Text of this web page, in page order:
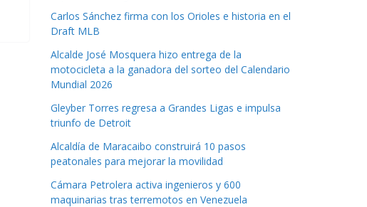
Carlos Sánchez firma con los Orioles e historia en el
Draft MLB
Alcalde José Mosquera hizo entrega de la
motocicleta a la ganadora del sorteo del Calendario
Mundial 2026
Gleyber Torres regresa a Grandes Ligas e impulsa
triunfo de Detroit
Alcaldía de Maracaibo construirá 10 pasos
peatonales para mejorar la movilidad
Cámara Petrolera activa ingenieros y 600
maquinarias tras terremotos en Venezuela